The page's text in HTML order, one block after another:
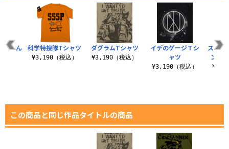
ダグラムTシャツ
¥3,190（税込）
イデのゲージＴシ
ャツ
¥3,190（税込）
スコー
ンテ
ません
科学特捜隊Tシャツ
¥3,190（税込）
この商品と同じ作品タイトルの商品